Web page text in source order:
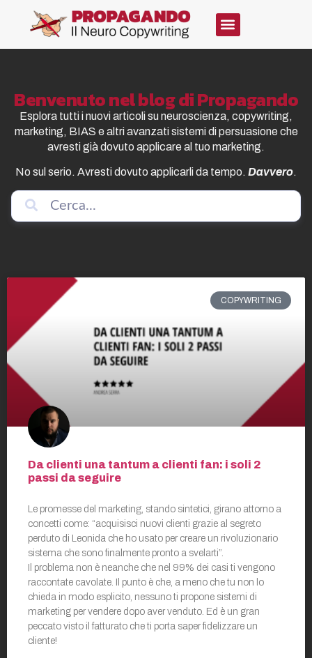
Benvenuto nel blog di Propagando
Esplora tutti i nuovi articoli su neuroscienza, copywriting,
marketing, BIAS e altri avanzati sistemi di persuasione che
avresti già dovuto applicare al tuo marketing.
No sul serio. Avresti dovuto applicarli da tempo. Davvero.
COPYWRITING
Da clienti una tantum a clienti fan: i soli 2
passi da seguire
Le promesse del marketing, stando sintetici, girano attorno a
concetti come: “acquisisci nuovi clienti grazie al segreto
perduto di Leonida che ho usato per creare un rivoluzionario
sistema che sono finalmente pronto a svelarti”.
Il problema non è neanche che nel 99% dei casi ti vengono
raccontate cavolate. Il punto è che, a meno che tu non lo
chieda in modo esplicito, nessuno ti propone sistemi di
marketing per vendere dopo aver venduto. Ed è un gran
peccato visto il fatturato che ti porta saper fidelizzare un
cliente!